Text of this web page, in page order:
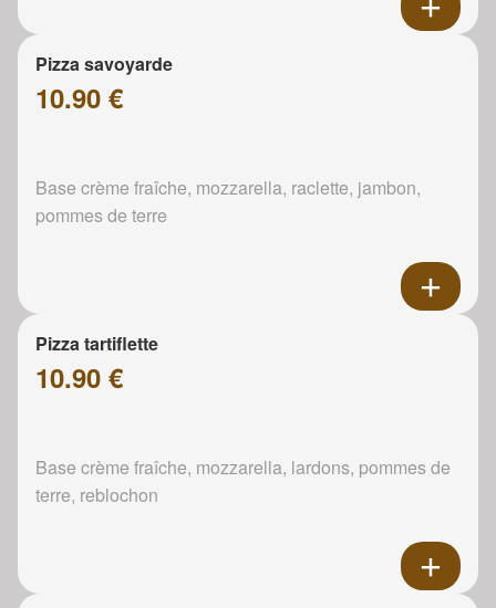
Pizza savoyarde
10.90 €
Base crème fraîche, mozzarella, raclette, jambon,
pommes de terre
Pizza tartiflette
10.90 €
Base crème fraîche, mozzarella, lardons, pommes de
terre, reblochon